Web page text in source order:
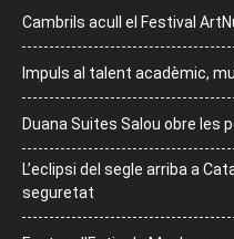
Cambrils acull el Festival
Impuls al talent acadèmic,
Duana Suites Salou obre les
L’eclipsi del segle arriba a
seguretat